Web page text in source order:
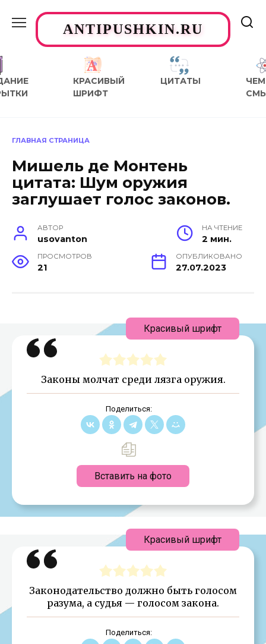
содержаниюANTIPUSHKIN.RU
КРАСИВЫЙ
ШРИФТ
ЦИТАТЫ
ЧЕМ
ГЛАВНАЯ СТРАНИЦА
Мишель де Монтень
цитата: Шум оружия
заглушает голос законов.
АВТОР
usovanton
НА ЧТЕНИЕ
2 мин.
ПРОСМОТРОВ
21
ОПУБЛИКОВАНО
27.07.2023
Законы молчат среди лязга оружия.
Поделиться:
Вставить на фото
Красивый шрифт
Законодательство должно быть голосом
разума, а судья — голосом закона.
Поделиться:
Красивый шрифт